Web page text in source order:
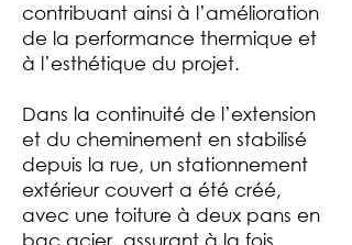
contribuant ainsi à l’amélioration
de la performance thermique et
à l’esthétique du projet.
Dans la continuité de l’extension
et du cheminement en stabilisé
depuis la rue, un stationnement
extérieur couvert a été créé,
avec une toiture à deux pans en
bac acier, assurant à la fois